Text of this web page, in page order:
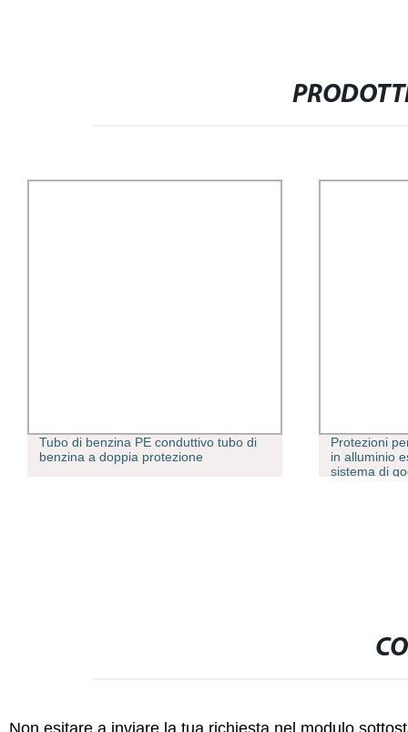
Tubo di benzina PE conduttivo tubo di
benzina a doppia protezione
Protezioni
in alluminio
sistema di
Non esitare a inviare la tua richiesta nel modulo